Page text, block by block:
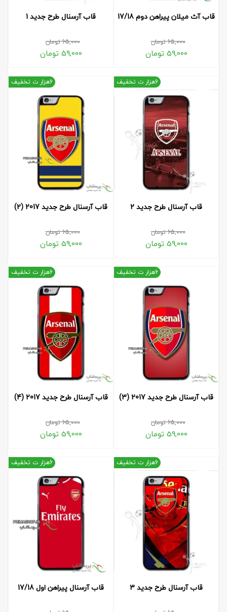
قاب آث میلان پیراهن دوم 17/18
65,000تومان
59,000 تومان
قاب آرسنال طرح جدید 1
65,000تومان
59,000 تومان
قاب آرسنال طرح جدید 2
65,000تومان
59,000 تومان
6هزار ت تخفیف
قاب آرسنال طرح جدید 2017 (2)
65,000تومان
59,000 تومان
6هزار ت تخفیف
قاب آرسنال طرح جدید 2017 (3)
65,000تومان
59,000 تومان
6هزار ت تخفیف
قاب آرسنال طرح جدید 2017 (4)
65,000تومان
59,000 تومان
6هزار ت تخفیف
قاب آرسنال طرح جدید 3
6هزار ت تخفیف
قاب آرسنال پیراهن اول 17/18
6هزار ت تخفیف